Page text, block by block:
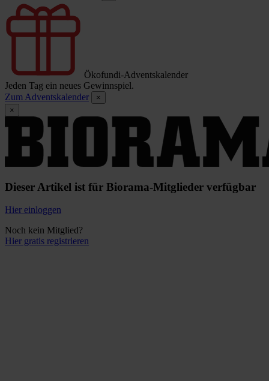
Ökofundi-Adventskalender
Jeden Tag ein neues Gewinnspiel.
Zum Adventskalender
×
×
Dieser Artikel ist für Biorama-Mitglieder verfügbar
Hier einloggen
Noch kein Mitglied?
Hier gratis registrieren